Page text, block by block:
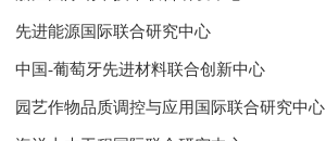
先进能源国际联合研究中心
中国-葡萄牙先进材料联合创新中心
园艺作物品质调控与应用国际联合研究中心